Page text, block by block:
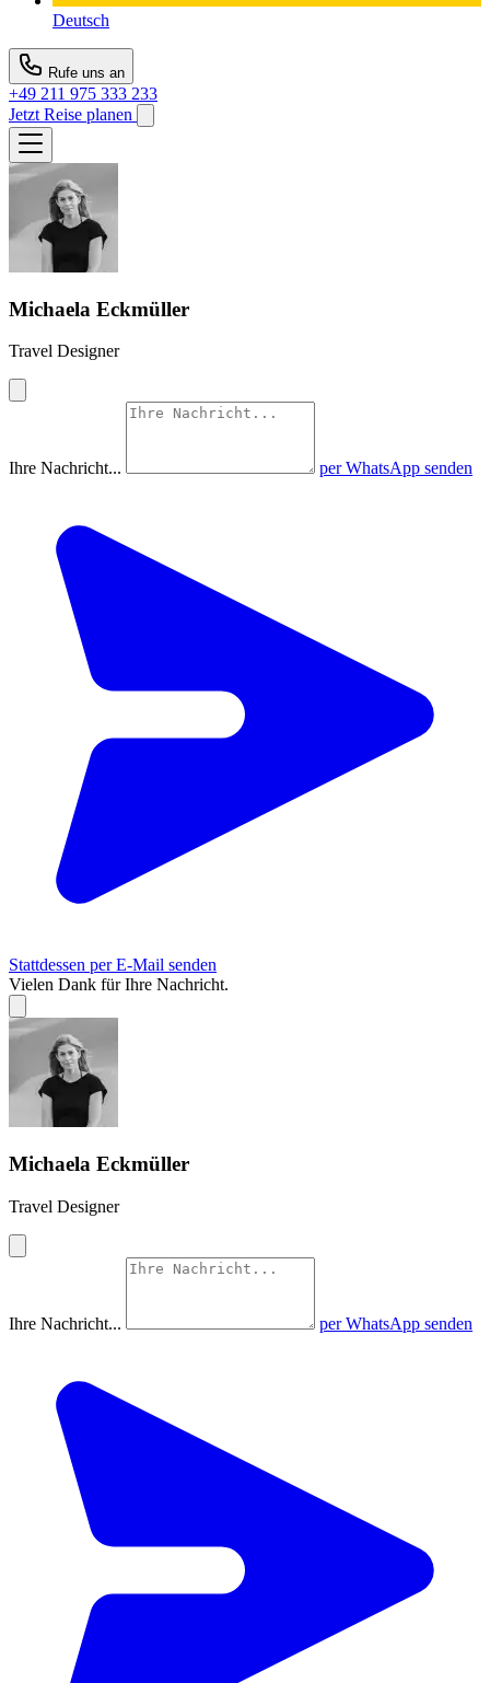
Deutsch
Rufe uns an
+49 211 975 333 233
Jetzt Reise planen
Michaela Eckmüller
Travel Designer
Ihre Nachricht... per WhatsApp senden
Stattdessen per E-Mail senden
Vielen Dank für Ihre Nachricht.
Michaela Eckmüller
Travel Designer
Ihre Nachricht... per WhatsApp senden